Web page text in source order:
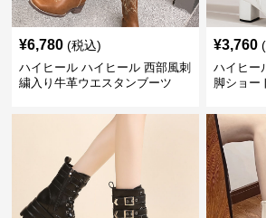
¥6,780 (税込)
ハイヒール ハイヒール 西部風刺
繍入り牛革ウエスタンブーツ
¥3,760
ハイヒー
脚ショー